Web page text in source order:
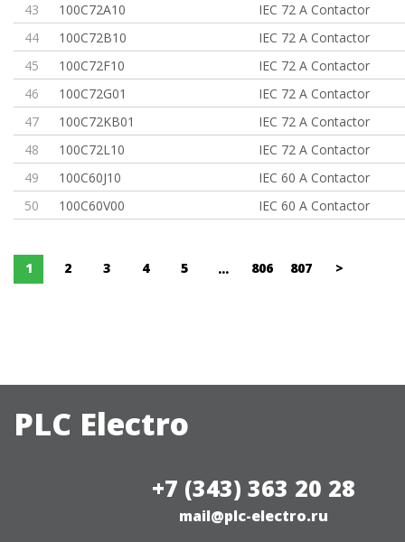
43
100C72A10
IEC 72 A Contactor
44
100C72B10
IEC 72 A Contactor
45
100C72F10
IEC 72 A Contactor
46
100C72G01
IEC 72 A Contactor
47
100C72KB01
IEC 72 A Contactor
48
100C72L10
IEC 72 A Contactor
49
100C60J10
IEC 60 A Contactor
50
100C60V00 IEC 60 A Contactor
1 2 3 4 5 ... 806 807 >
PLC Electro
+7 (343) 363 20 28
mail@plc-electro.ru